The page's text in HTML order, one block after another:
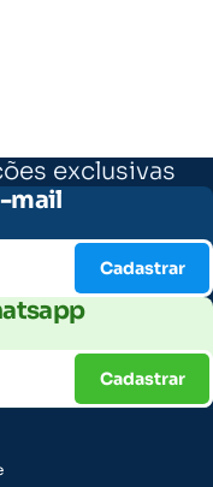
exclusivas
mail
Cadastrar
Cadastrar